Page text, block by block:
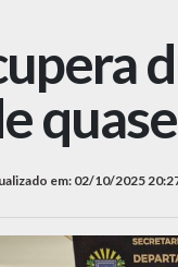
em: 02/10/2025